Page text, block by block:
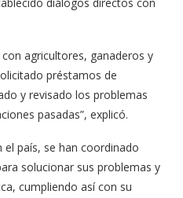
agricultores, ganaderos y
préstamos de
y revisado los problemas
pasadas”, explicó.
el país, se han coordinado
solucionar sus problemas y
cumpliendo así con su